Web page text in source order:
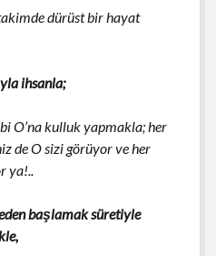
dürüst bir hayat
ihsanla;
O’na kulluk yapmakla; her
de O sizi görüyor ve her
ya!..
başlamak süretiyle